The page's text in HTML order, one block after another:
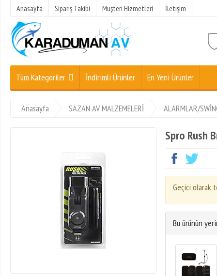
Anasayfa Sipariş Takibi Müşteri Hizmetleri İletişim
Tüm Kategoriler İndirimli Ürünler En Yeni Ürünler
Anasayfa SAZAN AV MALZEMELERİ ALARMLAR/
Spro Rush
Geçici olarak
Bu ürünün